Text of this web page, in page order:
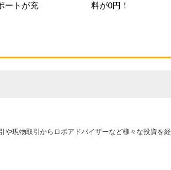
ートが充
料が0円！
や現物取引からロボアドバイザーなど様々な投資を経